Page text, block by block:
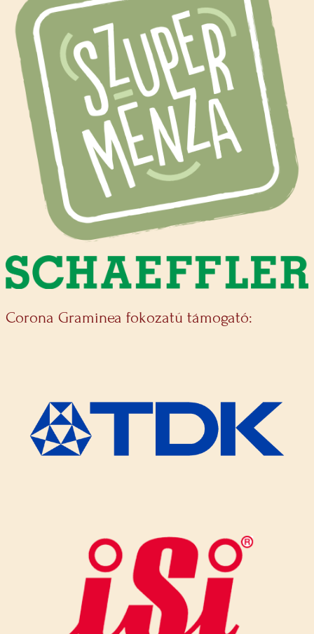
Corona Graminea fokozatú támogató: